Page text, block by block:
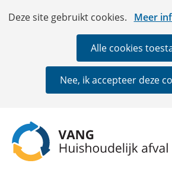
Cookies
Deze site gebruikt cookies. Meer
Hier
deze
website
worden
Alle cookies
Nee, ik accepteer deze
Ga
de
inhoud